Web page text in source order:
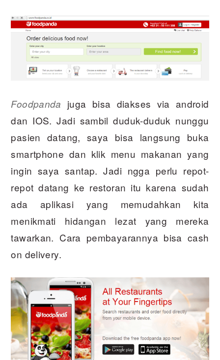
Foodpanda juga bisa diakses via android
dan IOS. Jadi sambil duduk-duduk nunggu
pasien datang, saya bisa langsung buka
smartphone dan klik menu makanan yang
ingin saya santap. Jadi ngga perlu repot-
repot datang ke restoran itu karena sudah
ada aplikasi yang memudahkan kita
menikmati hidangan lezat yang mereka
tawarkan. Cara pembayarannya bisa cash
on delivery.